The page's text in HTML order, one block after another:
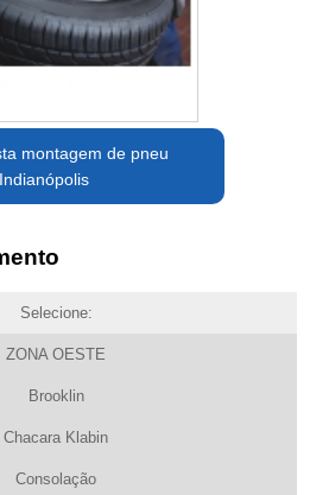
montagem de pneu
Indianópolis
Selecione:
ZONA OESTE
Brooklin
Chacara Klabin
Consolação